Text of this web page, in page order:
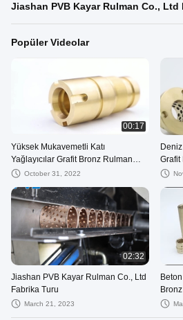
Jiashan PVB Kayar Rulman Co., Ltd
Popüler Videolar
00:17
Yüksek Mukavemetli Katı
Yağlayıcılar Grafit Bronz Rulman
Pas Önleyici
October 31, 2022
Grafit
02:32
Jiashan PVB Kayar Rulman Co., Ltd
Fabrika Turu
March 21, 2023